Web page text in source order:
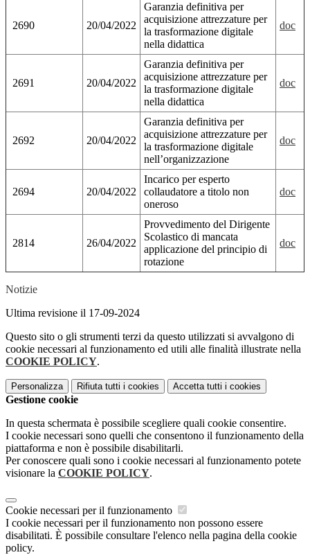
2690 20/04/2022
Garanzia definitiva per
acquisizione attrezzature per
la trasformazione digitale
nella didattica
doc
2691 20/04/2022
Garanzia definitiva per
acquisizione attrezzature per
la trasformazione digitale
nella didattica
doc
2692 20/04/2022
Garanzia definitiva per
acquisizione attrezzature per
la trasformazione digitale
nell’organizzazione
doc
2694 20/04/2022
Incarico per esperto
collaudatore a titolo non
oneroso
doc
2814 26/04/2022
Provvedimento del Dirigente
Scolastico di mancata
applicazione del principio di
rotazione
doc
Notizie
Ultima revisione il 17-09-2024
Questo sito o gli strumenti terzi da questo utilizzati si avvalgono di
cookie necessari al funzionamento ed utili alle finalità illustrate nella
COOKIE POLICY.
Personalizza Rifiuta tutti i cookies Accetta tutti i cookies
Gestione cookie
In questa schermata è possibile scegliere quali cookie consentire.
I cookie necessari sono quelli che consentono il funzionamento della
piattaforma e non è possibile disabilitarli.
Per conoscere quali sono i cookie necessari al funzionamento potete
visionare la COOKIE POLICY.
Cookie necessari per il funzionamento
I cookie necessari per il funzionamento non possono essere
disabilitati. È possibile consultare l'elenco nella pagina della cookie
policy.